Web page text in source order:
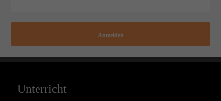
Anmelden
Unterricht